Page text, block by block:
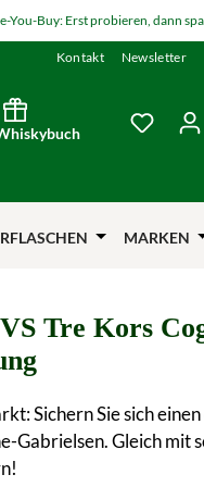
You-Buy: Erst probieren, dann
Kontakt Newsletter
Du
MARKEN
Tre Kors
Sichern Sie sich
Gabrielsen. Gleich mit